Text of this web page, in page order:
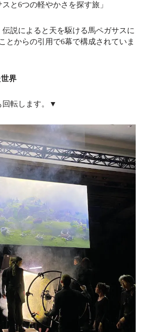
と6つの軽やかさを探す旅」
説によると天を駆ける馬ペガサスに
とからの引用で6幕で構成されていま
界
回転します。▼